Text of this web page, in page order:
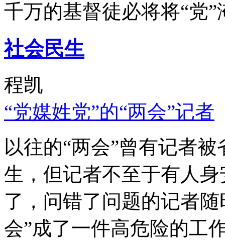
千万的基督徒必将将“党”
社会民生
程凯
“党媒姓党”的“两会”记者
以往的“两会”曾有记者
生，但记者不至于有人
了，问错了问题的记者
会”成了一件高危险的工